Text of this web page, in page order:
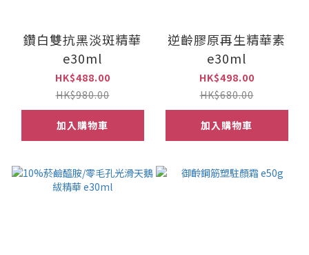
鑽白雙抗黑淡斑精華
e30ml
HK$488.00
HK$980.00
加入購物車
逆齡膠原再生精華素
e30ml
HK$498.00
HK$680.00
加入購物車